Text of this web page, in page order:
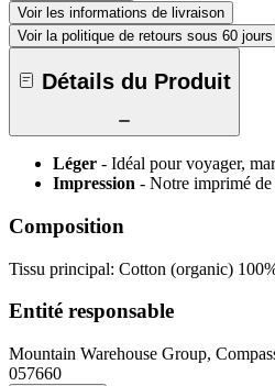
Voir les informations de livraison
Voir la politique de retours sous 60 jours
Détails du Produit
Léger - Idéal pour voyager,
Impression - Notre imprimé de
Composition
Tissu principal: Cotton (organic)
Entité responsable
Mountain Warehouse Group,
057660